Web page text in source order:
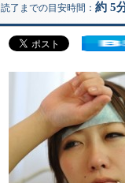
読了までの目安時間： 約 5